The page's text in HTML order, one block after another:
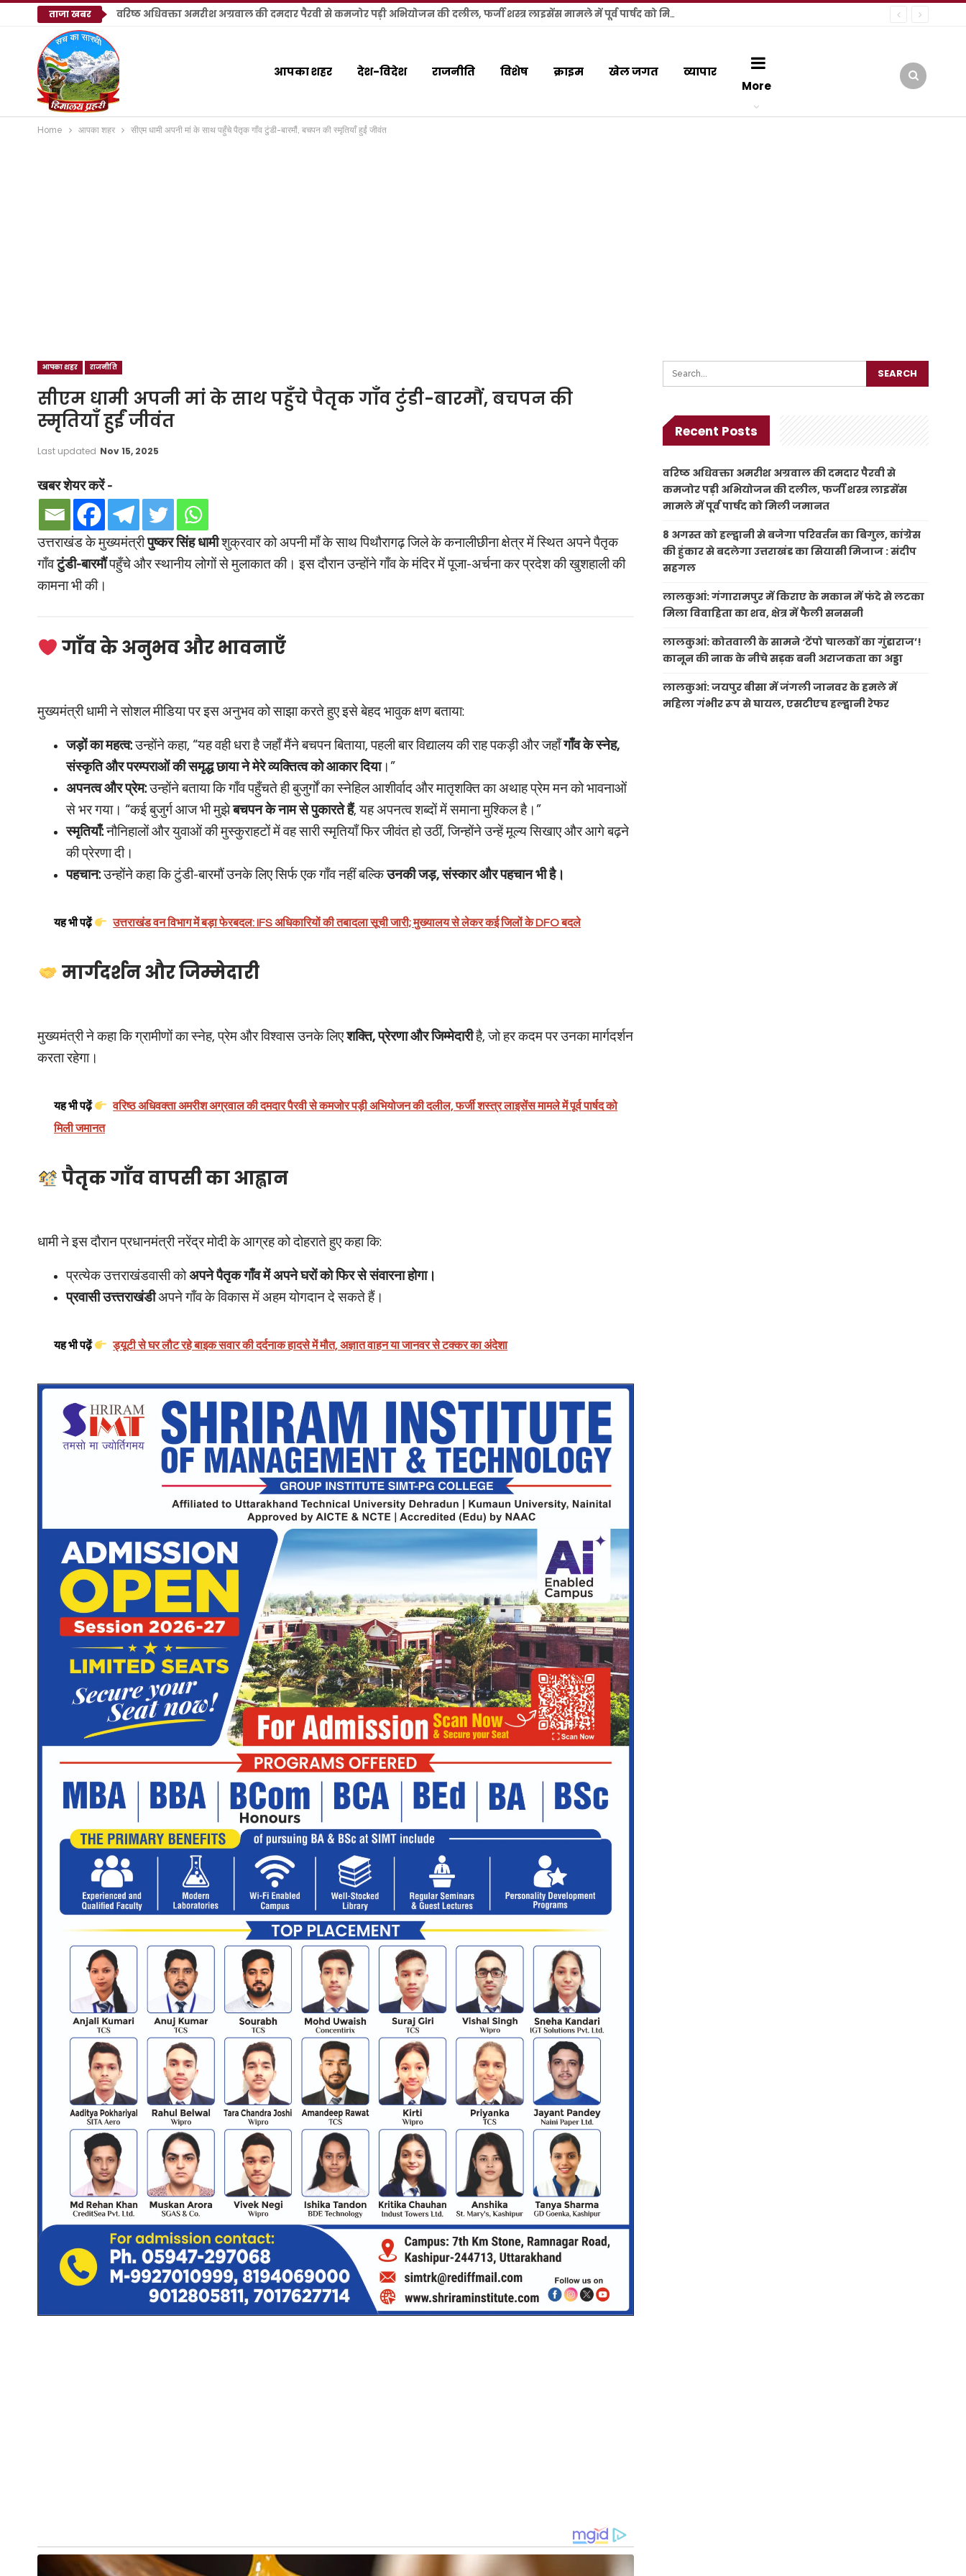
ताजा खबर वरिष्ठ अधिवक्ता अमरीश अग्रवाल की दमदार पैरवी से कमजोर पड़ी अभियोजन की दलील, फर्जी शस्त्र लाइसेंस मामले में पूर्व पार्षद को मिली जमानत
आपका शहर देश-विदेश राजनीति विशेष क्राइम खेल जगत
व्यापार
More
Home आपका शहर सीएम धामी अपनी मां के साथ पहुँचे पैतृक गाँव टुंडी-बारमौं, बचपन की स्मृतियाँ हुईं जीवंत
आपका शहर राजनीति
सीएम धामी अपनी मां के साथ पहुँचे पैतृक गाँव टुंडी-बारमौं, बचपन की
स्मृतियाँ हुईं जीवंत
Last updated Nov 15, 2025
खबर शेयर करें -
उत्तराखंड के मुख्यमंत्रीपुष्कर सिंह धामीशुक्रवार को अपनी माँ के साथ पिथौरागढ़ जिले के कनालीछीना क्षेत्र में स्थित अपने पैतृक
गाँवटुंडी-बारमौंपहुँचे और स्थानीय लोगों से मुलाकात की। इस दौरान उन्होंने गाँव के मंदिर में पूजा-अर्चना कर प्रदेश की खुशहाली की
कामना भी की।
गाँव के अनुभव और भावनाएँ
मुख्यमंत्री धामी ने सोशल मीडिया पर इस अनुभव को साझा करते हुए इसे बेहद भावुक क्षण बताया:
जड़ों का महत्व:उन्होंने कहा, “यह वही धरा है जहाँ मैंने बचपन बिताया, पहली बार विद्यालय की राह पकड़ी और जहाँगाँव के स्नेह,
संस्कृति और परम्पराओं की समृद्ध छाया ने मेरे व्यक्तित्व को आकार दिया।”
अपनत्व और प्रेम:उन्होंने बताया कि गाँव पहुँचते ही बुजुर्गों का स्नेहिल आशीर्वाद और मातृशक्ति का अथाह प्रेम मन को भावनाओं
से भर गया। “कई बुजुर्ग आज भी मुझेबचपन के नाम से पुकारते हैं, यह अपनत्व शब्दों में समाना मुश्किल है।”
स्मृतियाँ:नौनिहालों और युवाओं की मुस्कुराहटों में वह सारी स्मृतियाँ फिर जीवंत हो उठीं, जिन्होंने उन्हें मूल्य सिखाए और आगे बढ़ने
की प्रेरणा दी।
पहचान:उन्होंने कहा कि टुंडी-बारमौं उनके लिए सिर्फ एक गाँव नहीं बल्किउनकी जड़, संस्कार और पहचान भी है।
यह भी पढ़ें उत्तराखंड वन विभाग में बड़ा फेरबदल: IFS अधिकारियों की तबादला सूची जारी; मुख्यालय से लेकर कई जिलों के DFO बदले
मार्गदर्शन और जिम्मेदारी
मुख्यमंत्री ने कहा कि ग्रामीणों का स्नेह, प्रेम और विश्वास उनके लिएशक्ति, प्रेरणा और जिम्मेदारीहै, जो हर कदम पर उनका मार्गदर्शन
करता रहेगा।
यह भी पढ़ें
वरिष्ठ अधिवक्ता अमरीश अग्रवाल की दमदार पैरवी से कमजोर पड़ी अभियोजन की दलील, फर्जी शस्त्र लाइसेंस मामले में पूर्व पार्षद को
मिली जमानत
पैतृक गाँव वापसी का आह्वान
धामी ने इस दौरान प्रधानमंत्री नरेंद्र मोदी के आग्रह को दोहराते हुए कहा कि:
प्रत्येक उत्तराखंडवासी कोअपने पैतृक गाँव में अपने घरों को फिर से संवारना होगा।
प्रवासी उत्त्तराखंडीअपने गाँव के विकास में अहम योगदान दे सकते हैं।
यह भी पढ़ें ड्यूटी से घर लौट रहे बाइक सवार की दर्दनाक हादसे में मौत, अज्ञात वाहन या जानवर से टक्कर का अंदेशा
Recent Posts
वरिष्ठ अधिवक्ता अमरीश अग्रवाल की दमदार पैरवी से
कमजोर पड़ी अभियोजन की दलील, फर्जी शस्त्र लाइसेंस
मामले में पूर्व पार्षद को मिली जमानत
8 अगस्त को हल्द्वानी से बजेगा परिवर्तन का बिगुल, कांग्रेस
की हुंकार से बदलेगा उत्तराखंड का सियासी मिजाज : संदीप
सहगल
लालकुआं: गंगारामपुर में किराए के मकान में फंदे से लटका
मिला विवाहिता का शव, क्षेत्र में फैली सनसनी
लालकुआं: कोतवाली के सामने ‘टेंपो चालकों का गुंडाराज’!
कानून की नाक के नीचे सड़क बनी अराजकता का अड्डा
लालकुआं: जयपुर बीसा में जंगली जानवर के हमले में
महिला गंभीर रूप से घायल, एसटीएच हल्द्वानी रेफर